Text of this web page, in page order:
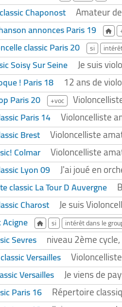
Chaponost Amateur
annonces Paris 19
classic Paris 20 si
Soisy Sur Seine Je suis
! Paris 18 12 ans de
Paris 20 +voc
Paris 14 Violoncelliste
Brest Violoncelliste
Colmar Violoncelliste
Lyon 09 J'ai joué en
classic La Tour D Auvergne
Charost Je suis
si intérêt dans le
Sevres niveau 2ème
Versailles
Versailles Je viens de
Paris 16 Répertoire